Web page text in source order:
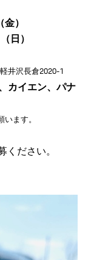
）
日）
倉2020-1
イエン、パナ
ます。
ださい。